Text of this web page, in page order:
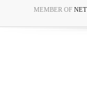
MEMBER OF